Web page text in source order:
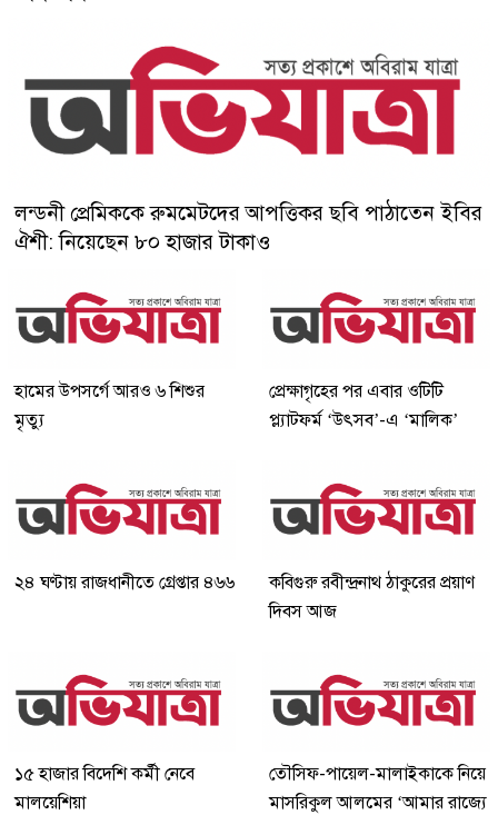
লন্ডনী প্রেমিককে রুমমেটদের আপত্তিকর ছবি পাঠাতেন ইবির
ঐশী: নিয়েছেন ৮০ হাজার টাকাও
হামের উপসর্গে আরও ৬ শিশুর
মৃত্যু
প্রেক্ষাগৃহের পর এবার ওটিটি
প্ল্যাটফর্ম ‘উৎসব’-এ ‘মালিক’
২৪ ঘণ্টায় রাজধানীতে গ্রেপ্তার ৪৬৬
কবিগুরু রবীন্দ্রনাথ ঠাকুরের প্রয়াণ
দিবস আজ
১৫ হাজার বিদেশি কর্মী নেবে
মালয়েশিয়া
তৌসিফ-পায়েল-মালাইকাকে নিয়ে
মাসরিকুল আলমের ‘আমার রাজ্যে